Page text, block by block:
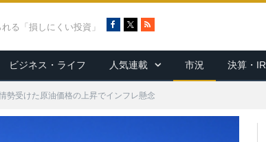
る「損しにくい投資」
c
e
b
o
R
S
ビジネス・ライフ 人気連載 市況 決算・IR
勢受けた原油価格の上昇でインフレ懸念